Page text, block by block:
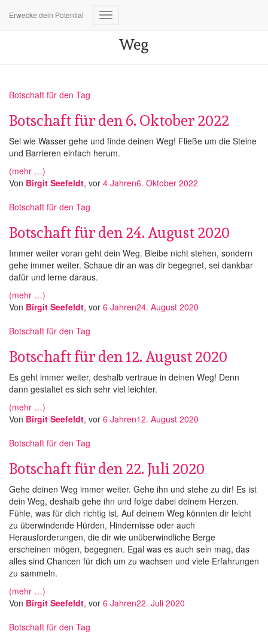
Erwecke dein Potential
Navigation
umschalten
Weg
Botschaft für den Tag
Botschaft für den 6. Oktober 2022
Sei wie Wasser gehe und finde deinen Weg! Fließe um die Steine
und Barrieren einfach herum.
(mehr …)
Von Birgit Seefeldt, vor 4 Jahren6. Oktober 2022
Botschaft für den Tag
Botschaft für den 24. August 2020
Immer weiter voran geht dein Weg. Bleibe nicht stehen, sondern
gehe immer weiter. Schaue dir an was dir begegnet, sei dankbar
dafür und lerne daraus.
(mehr …)
Von Birgit Seefeldt, vor 6 Jahren24. August 2020
Botschaft für den Tag
Botschaft für den 12. August 2020
Es geht immer weiter, deshalb vertraue in deinen Weg! Denn
dann gestaltet es sich sehr viel leichter.
(mehr …)
Von Birgit Seefeldt, vor 6 Jahren12. August 2020
Botschaft für den Tag
Botschaft für den 22. Juli 2020
Gehe deinen Weg immer weiter. Gehe ihn und stehe zu dir! Es ist
dein Weg, deshalb gehe ihn und folge dabei deinem Herzen.
Fühle, was für dich richtig ist. Auf deinem Weg könnten dir leicht
zu überwindende Hürden, Hindernisse oder auch
Herausforderungen, die dir wie unüberwindliche Berge
erscheinen mögen, begegnen. Egal was es auch sein mag, das
alles sind Chancen für dich um zu wachsen und viele Erfahrungen
zu sammeln.
(mehr …)
Von Birgit Seefeldt, vor 6 Jahren22. Juli 2020
Botschaft für den Tag